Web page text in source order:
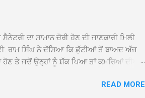
ਸਿੰਘ ਵੱਲੋਂ ਸਿਰੋਪਾਓ ਦੇ ਕੇ ਵਿਸ਼ੇਸ਼ ਤੌਰ ’ਤੇ
ਦਾ ਸਾਮਾਨ ਚੋਰੀ ਹੋਣ ਦੀ ਜਾਣਕਾਰੀ ਮਿਲੀ
ਰਾਮ ਸਿੰਘ ਨੇ ਦੱਸਿਆ ਕਿ ਛੁੱਟੀਆਂ ਤੋਂ ਬਾਅਦ ਅੱਜ
ਹੋਣ ਤੇ ਜਦੋਂ ਉਨ੍ਹਾਂ ਨੂੰ ਸ਼ੱਕ ਪਿਆ ਤਾਂ ਕਮਰਿਆਂ ਦੀਆਂ
ਅਤੇ 20 ਜੂਨ ਤੱਕ ਸਭ ਠੀਕ ਸੀ। ਚੋਰੀ ਦੀ ਘਟਨਾ
READ MORE